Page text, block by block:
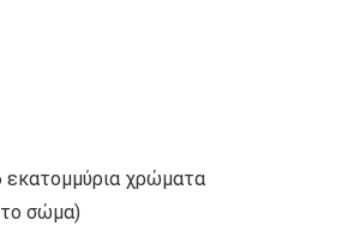
εκατομμύρια χρώματα
το σώμα)